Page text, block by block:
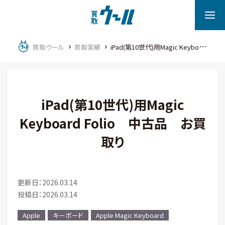
買取ウール 買取実績 iPad(第10世代)用Magic Keyboard Folio 中古品 お買取り
iPad(第10世代)用Magic
Keyboard Folio 中古品 お買
取り
更新日：2026.03.14
投稿日：2026.03.14
Apple キーボード Apple Magic Keyboard